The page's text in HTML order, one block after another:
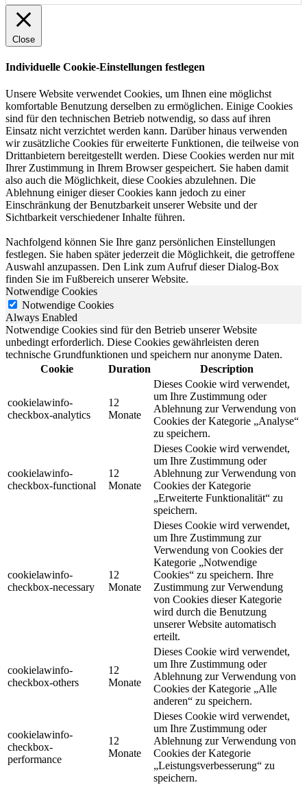
Close
Individuelle Cookie-Einstellungen festlegen
Unsere Website verwendet Cookies, um Ihnen eine möglichst
komfortable Benutzung derselben zu ermöglichen. Einige Cookies
sind für den technischen Betrieb notwendig, so dass auf ihren
Einsatz nicht verzichtet werden kann. Darüber hinaus verwenden
wir zusätzliche Cookies für erweiterte Funktionen, die teilweise von
Drittanbietern bereitgestellt werden. Diese Cookies werden nur mit
Ihrer Zustimmung in Ihrem Browser gespeichert. Sie haben damit
also auch die Möglichkeit, diese Cookies abzulehnen. Die
Ablehnung einiger dieser Cookies kann jedoch zu einer
Einschränkung der Benutzbarkeit unserer Website und der
Sichtbarkeit verschiedener Inhalte führen.
Nachfolgend können Sie Ihre ganz persönlichen Einstellungen
festlegen. Sie haben später jederzeit die Möglichkeit, die getroffene
Auswahl anzupassen. Den Link zum Aufruf dieser Dialog-Box
finden Sie im Fußbereich unserer Website.
Notwendige Cookies
Notwendige Cookies
Always Enabled
Notwendige Cookies sind für den Betrieb unserer Website
unbedingt erforderlich. Diese Cookies gewährleisten deren
technische Grundfunktionen und speichern nur anonyme Daten.
Cookie
Duration Description
cookielawinfo-
checkbox-analytics
12
Monate
Dieses Cookie wird verwendet,
um Ihre Zustimmung oder
Ablehnung zur Verwendung von
Cookies der Kategorie „Analyse“
zu speichern.
cookielawinfo-
checkbox-functional
12
Monate
Dieses Cookie wird verwendet,
um Ihre Zustimmung oder
Ablehnung zur Verwendung von
Cookies der Kategorie
„Erweiterte Funktionalität“ zu
speichern.
cookielawinfo-
checkbox-necessary
12
Monate
Dieses Cookie wird verwendet,
um Ihre Zustimmung zur
Verwendung von Cookies der
Kategorie „Notwendige
Cookies“ zu speichern. Ihre
Zustimmung zur Verwendung
von Cookies dieser Kategorie
wird durch die Benutzung
unserer Website automatisch
erteilt.
cookielawinfo-
checkbox-others
12
Monate
Dieses Cookie wird verwendet,
um Ihre Zustimmung oder
Ablehnung zur Verwendung von
Cookies der Kategorie „Alle
anderen“ zu speichern.
cookielawinfo-
checkbox-
performance
12
Monate
Dieses Cookie wird verwendet,
um Ihre Zustimmung oder
Ablehnung zur Verwendung von
Cookies der Kategorie
„Leistungsverbesserung“ zu
speichern.